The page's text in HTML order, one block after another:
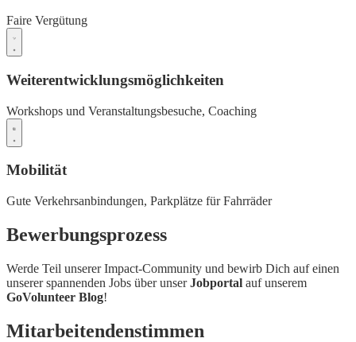
Faire Vergütung
Weiterentwicklungsmöglichkeiten
Workshops und Veranstaltungsbesuche, Coaching
Mobilität
Gute Verkehrsanbindungen, Parkplätze für Fahrräder
Bewerbungsprozess
Werde Teil unserer Impact-Community und bewirb Dich auf einen
unserer spannenden Jobs über unserJobportal auf unserem
GoVolunteer Blog!
Mitarbeitendenstimmen